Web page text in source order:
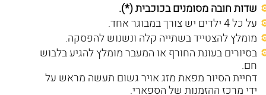
שדות חובה מסומנים בכוכבית (*).
על כל 4 ילדים יש צורך במבוגר אחד.
מומלץ להצטייד בשתייה קלה ונשנוש להפסקה.
בסיורים בעונת החורף או המעבר מומלץ להגיע בלבוש
חם.
דחיית הסיור מפאת מזג אויר גשום תעשה מראש על
ידי מרכז ההזמנות של הספארי.